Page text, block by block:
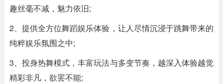
趣丝毫不减，魅力依旧;
2、提供全方位舞蹈娱乐体验，让人尽情沉浸于跳舞带来的
纯粹娱乐氛围之中;
3、投身热舞模式，丰富玩法与多变节奏，越深入体验越觉
精彩非凡，欲罢不能;